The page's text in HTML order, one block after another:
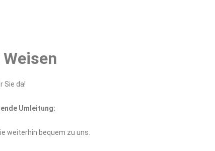
Sie da!
Umleitung:
weiterhin bequem zu uns.